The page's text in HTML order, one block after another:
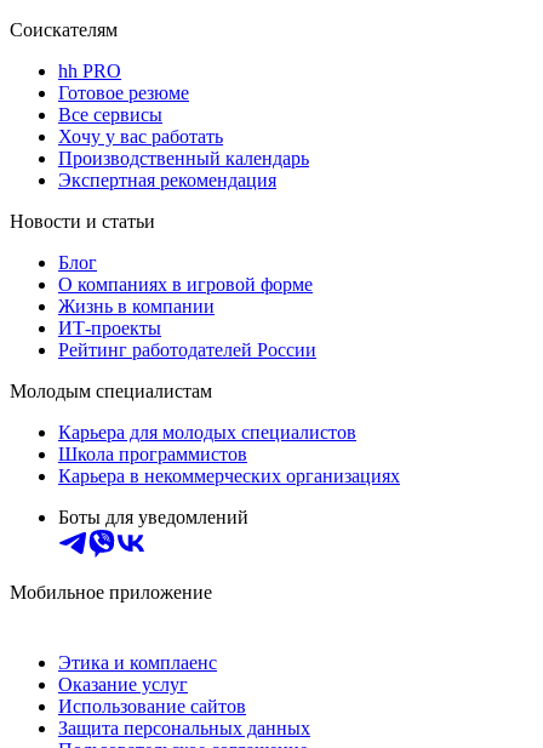
Соискателям
hh PRO
Готовое резюме
Все сервисы
Хочу у вас работать
Производственный календарь
Экспертная рекомендация
Новости и статьи
Блог
О компаниях в игровой форме
Жизнь в компании
ИТ-проекты
Рейтинг работодателей России
Молодым специалистам
Карьера для молодых специалистов
Школа программистов
Карьера в некоммерческих организациях
Боты для уведомлений
Мобильное приложение
Этика и комплаенс
Оказание услуг
Использование сайтов
Защита персональных данных